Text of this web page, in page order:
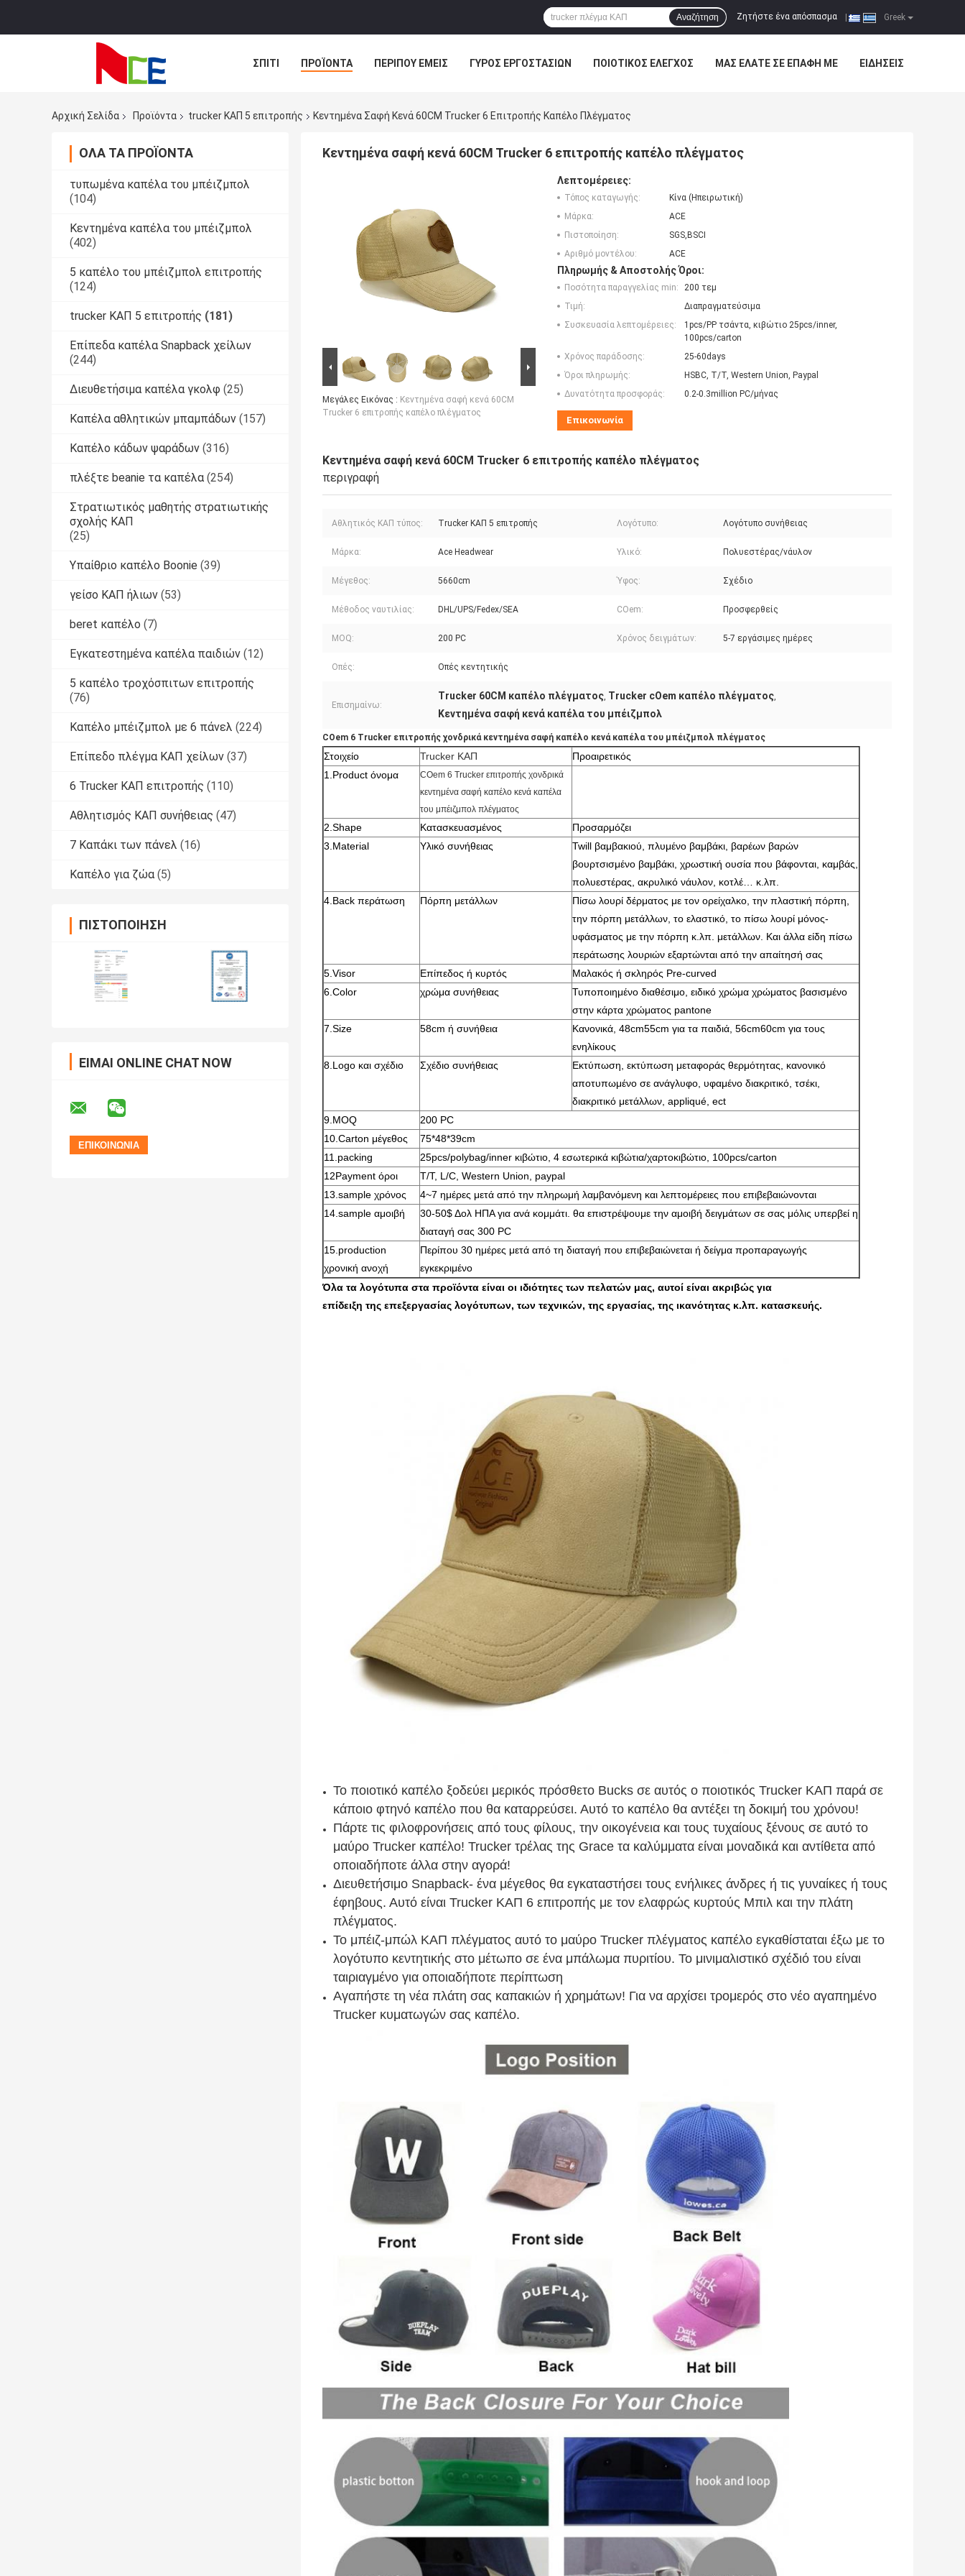
Greek
Ζητήστε ένα απόσπασμα
Αναζήτηση
ΣΠΊΤΙ ΠΡΟΪΌΝΤΑ ΠΕΡΊΠΟΥ ΕΜΕΊΣ ΓΎΡΟΣ ΕΡΓΟΣΤΑΣΊΩΝ ΠΟΙΟΤΙΚΌΣ ΈΛΕΓΧΟΣ ΜΑΣ ΕΛΆΤΕ ΣΕ ΕΠΑΦΉ ΜΕ ΕΙΔΉΣΕΙΣ
Αρχική Σελίδα
Προϊόντα trucker ΚΑΠ 5 επιτροπής Κεντημένα Σαφή Κενά 60CM Trucker 6 Επιτροπής Καπέλο Πλέγματος
ΌΛΑ ΤΑ ΠΡΟΪΌΝΤΑ
τυπωμένα καπέλα του μπέιζμπολ
(104)
Κεντημένα καπέλα του μπέιζμπολ
(402)
5 καπέλο του μπέιζμπολ επιτροπής
(124)
trucker ΚΑΠ 5 επιτροπής (181)
Επίπεδα καπέλα Snapback χείλων
(244)
Διευθετήσιμα καπέλα γκολφ (25)
Καπέλα αθλητικών μπαμπάδων (157)
Καπέλο κάδων ψαράδων (316)
πλέξτε beanie τα καπέλα (254)
Στρατιωτικός μαθητής στρατιωτικής
σχολής ΚΑΠ
(25)
Υπαίθριο καπέλο Boonie (39)
γείσο ΚΑΠ ήλιων (53)
beret καπέλο (7)
Εγκατεστημένα καπέλα παιδιών (12)
5 καπέλο τροχόσπιτων επιτροπής
(76)
Καπέλο μπέιζμπολ με 6 πάνελ (224)
Επίπεδο πλέγμα ΚΑΠ χείλων (37)
6 Trucker ΚΑΠ επιτροπής (110)
Αθλητισμός ΚΑΠ συνήθειας (47)
7 Καπάκι των πάνελ (16)
Καπέλο για ζώα (5)
ΠΙΣΤΟΠΟΊΗΣΗ
ΕΊΜΑΙ ONLINE CHAT NOW
Κεντημένα σαφή κενά 60CM Trucker 6 επιτροπής καπέλο πλέγματος
Μεγάλες Εικόνας : Κεντημένα σαφή κενά 60CM
Trucker 6 επιτροπής καπέλο πλέγματος
Λεπτομέρειες:
Τόπος καταγωγής:
Κίνα (Ηπειρωτική)
Μάρκα:
ACE
Πιστοποίηση:
SGS,BSCI
Αριθμό μοντέλου:
ACE
Πληρωμής & Αποστολής Όροι:
Ποσότητα παραγγελίας min:
200 τεμ
Τιμή:
Διαπραγματεύσιμα
Συσκευασία λεπτομέρειες:
1pcs/PP τσάντα, κιβώτιο 25pcs/inner,
100pcs/carton
Χρόνος παράδοσης:
25-60days
Όροι πληρωμής:
HSBC, T/T, Western Union, Paypal
Δυνατότητα προσφοράς:
0.2-0.3million PC/μήνας
Επικοινωνία
Κεντημένα σαφή κενά 60CM Trucker 6 επιτροπής καπέλο πλέγματος
περιγραφή
Αθλητικός ΚΑΠ τύπος: Trucker ΚΑΠ 5 επιτροπής Λογότυπο: Λογότυπο συνήθειας
Μάρκα: Ace Headwear Υλικό: Πολυεστέρας/νάυλον
Μέγεθος: 5660cm Ύφος: Σχέδιο
Μέθοδος ναυτιλίας: DHL/UPS/Fedex/SEA COem: Προσφερθείς
MOQ: 200 PC Χρόνος δειγμάτων: 5-7 εργάσιμες ημέρες
Οπές: Οπές κεντητικής
Επισημαίνω:
Trucker 60CM καπέλο πλέγματος, Trucker cOem καπέλο πλέγματος,
Κεντημένα σαφή κενά καπέλα του μπέιζμπολ
COem 6 Trucker επιτροπής χονδρικά κεντημένα σαφή καπέλο κενά καπέλα του μπέιζμπολ πλέγματος
Στοιχείο Trucker ΚΑΠ
Προαιρετικός
1.Product όνομα
COem 6 Trucker επιτροπής χονδρικά
κεντημένα σαφή καπέλο κενά καπέλα
του μπέιζμπολ πλέγματος
2.Shape Κατασκευασμένος
Προσαρμόζει
3.Material
Υλικό συνήθειας
Twill βαμβακιού, πλυμένο βαμβάκι, βαρέων βαρών
βουρτσισμένο βαμβάκι, χρωστική ουσία που βάφονται, καμβάς,
πολυεστέρας, ακρυλικό νάυλον, κοτλέ… κ.λπ.
4.Back περάτωση
Πόρπη μετάλλων
Πίσω λουρί δέρματος με τον ορείχαλκο, την πλαστική πόρπη,
την πόρπη μετάλλων, το ελαστικό, το πίσω λουρί μόνος-
υφάσματος με την πόρπη κ.λπ. μετάλλων. Και άλλα είδη πίσω
περάτωσης λουριών εξαρτώνται από την απαίτησή σας
5.Visor
Επίπεδος ή κυρτός
Μαλακός ή σκληρός Pre-curved
6.Color
χρώμα συνήθειας
Τυποποιημένο διαθέσιμο, ειδικό χρώμα χρώματος βασισμένο
στην κάρτα χρώματος pantone
7.Size
58cm ή συνήθεια
Κανονικά, 48cm55cm για τα παιδιά, 56cm60cm για τους
ενηλίκους
8.Logo και σχέδιο
Σχέδιο συνήθειας
Εκτύπωση, εκτύπωση μεταφοράς θερμότητας, κανονικό
αποτυπωμένο σε ανάγλυφο, υφαμένο διακριτικό, τσέκι,
διακριτικό μετάλλων, appliqué, ect
9.MOQ
200 PC
10.Carton μέγεθος
75*48*39cm
11.packing
25pcs/polybag/inner κιβώτιο, 4 εσωτερικά κιβώτια/χαρτοκιβώτιο, 100pcs/carton
12Payment όροι
T/T, L/C, Western Union, paypal
13.sample χρόνος
4~7 ημέρες μετά από την πληρωμή λαμβανόμενη και λεπτομέρειες που επιβεβαιώνονται
14.sample αμοιβή
30-50$ Δολ ΗΠΑ για ανά κομμάτι. θα επιστρέψουμε την αμοιβή δειγμάτων σε σας μόλις υπερβεί η
διαταγή σας 300 PC
15.production
χρονική ανοχή
Περίπου 30 ημέρες μετά από τη διαταγή που επιβεβαιώνεται ή δείγμα προπαραγωγής
εγκεκριμένο
Όλα τα λογότυπα στα προϊόντα είναι οι ιδιότητες των πελατών μας, αυτοί είναι ακριβώς για
επίδειξη της επεξεργασίας λογότυπων, των τεχνικών, της εργασίας, της ικανότητας κ.λπ. κατασκευής.
Το ποιοτικό καπέλο ξοδεύει μερικός πρόσθετο Bucks σε αυτός ο ποιοτικός Trucker ΚΑΠ παρά σε
κάποιο φτηνό καπέλο που θα καταρρεύσει. Αυτό το καπέλο θα αντέξει τη δοκιμή του χρόνου!
Πάρτε τις φιλοφρονήσεις από τους φίλους, την οικογένεια και τους τυχαίους ξένους σε αυτό το
μαύρο Trucker καπέλο! Trucker τρέλας της Grace τα καλύμματα είναι μοναδικά και αντίθετα από
οποιαδήποτε άλλα στην αγορά!
Διευθετήσιμο Snapback- ένα μέγεθος θα εγκαταστήσει τους ενήλικες άνδρες ή τις γυναίκες ή τους
έφηβους. Αυτό είναι Trucker ΚΑΠ 6 επιτροπής με τον ελαφρώς κυρτούς Μπιλ και την πλάτη
πλέγματος.
Το μπέιζ-μπώλ ΚΑΠ πλέγματος αυτό το μαύρο Trucker πλέγματος καπέλο εγκαθίσταται έξω με το
λογότυπο κεντητικής στο μέτωπο σε ένα μπάλωμα πυριτίου. Το μινιμαλιστικό σχέδιό του είναι
ταιριαγμένο για οποιαδήποτε περίπτωση
Αγαπήστε τη νέα πλάτη σας καπακιών ή χρημάτων! Για να αρχίσει τρομερός στο νέο αγαπημένο
Trucker κυματωγών σας καπέλο.